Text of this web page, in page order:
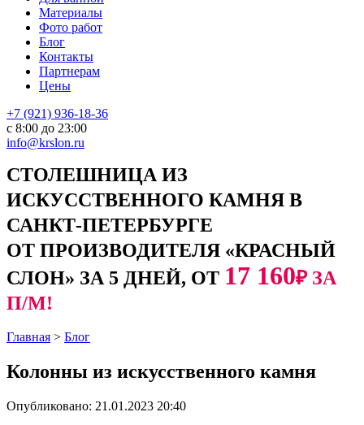
Материалы
Фото работ
Блог
Контакты
Партнерам
Цены
+7 (921) 936-18-36
с 8:00 до 23:00
info@krslon.ru
СТОЛЕШНИЦА ИЗ
ИСКУССТВЕННОГО КАМНЯ В
САНКТ-ПЕТЕРБУРГЕ
ОТ ПРОИЗВОДИТЕЛЯ «КРАСНЫЙ
СЛОН» ЗА 5 ДНЕЙ, ОТ 17 160₽ ЗА
П/М!
Главная > Блог
Колонны из искусственного камня
Опубликовано: 21.01.2023 20:40